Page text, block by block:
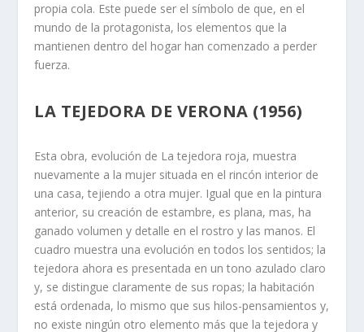
propia cola. Este puede ser el símbolo de que, en el
mundo de la protagonista, los elementos que la
mantienen dentro del hogar han comenzado a perder
fuerza.
LA TEJEDORA DE VERONA (1956)
Esta obra, evolución de La tejedora roja, muestra
nuevamente a la mujer situada en el rincón interior de
una casa, tejiendo a otra mujer. Igual que en la pintura
anterior, su creación de estambre, es plana, mas, ha
ganado volumen y detalle en el rostro y las manos. El
cuadro muestra una evolución en todos los sentidos; la
tejedora ahora es presentada en un tono azulado claro
y, se distingue claramente de sus ropas; la habitación
está ordenada, lo mismo que sus hilos-pensamientos y,
no existe ningún otro elemento más que la tejedora y